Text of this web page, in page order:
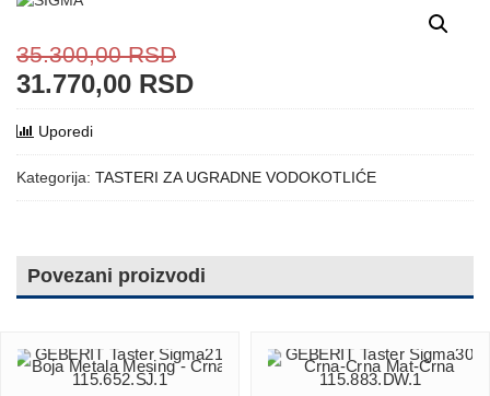
35.300,00RSD
31.770,00 RSD
Uporedi
Kategorija: TASTERI ZA UGRADNE VODOKOTLIĆE
Povezani proizvodi